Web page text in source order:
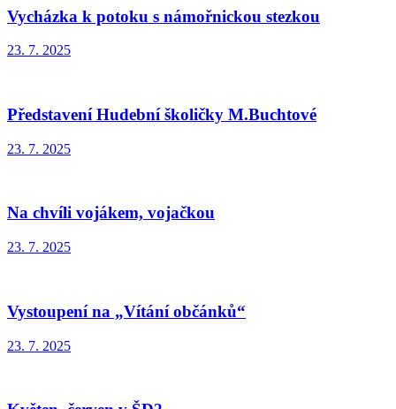
Vycházka k potoku s námořnickou stezkou
23. 7. 2025
Představení Hudební školičky M.Buchtové
23. 7. 2025
Na chvíli vojákem, vojačkou
23. 7. 2025
Vystoupení na „Vítání občánků“
23. 7. 2025